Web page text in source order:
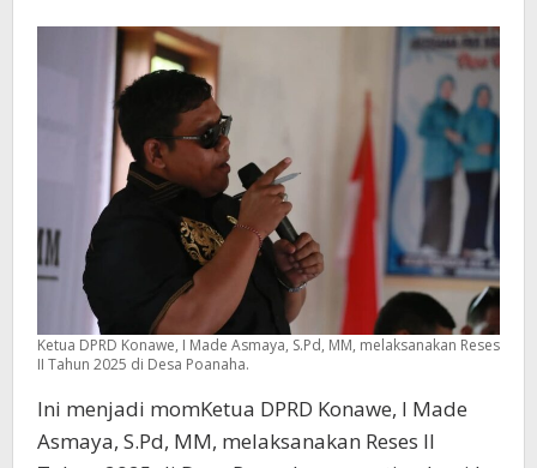
Ketua DPRD Konawe, I Made Asmaya, S.Pd, MM, melaksanakan Reses
II Tahun 2025 di Desa Poanaha.
Ini menjadi momKetua DPRD Konawe, I Made
Asmaya, S.Pd, MM, melaksanakan Reses II